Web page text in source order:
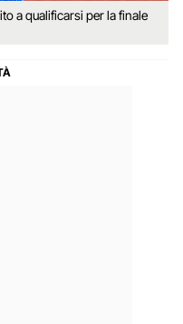
a qualificarsi per la finale